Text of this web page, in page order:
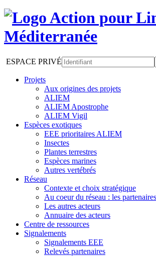
ESPACE PRIVÉ
Projets
Aux origines des projets
ALIEM
ALIEM Apostrophe
ALIEM Vigil
Espèces exotiques
EEE prioritaires ALIEM
Insectes
Plantes terrestres
Espèces marines
Autres vertébrés
Réseau
Contexte et choix stratégique
Au coeur du réseau : les
Les autres acteurs
Annuaire des acteurs
Centre de ressources
Signalements
Signalements EEE
Relevés partenaires